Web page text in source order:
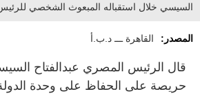
السيسي خلال استقباله المبعوث الشخصي
المصدر: القاهرة ـــ د.ب.أ
قال الرئيس المصري عبدالفتاح
حريصة على الحفاظ على وحدة الدولة